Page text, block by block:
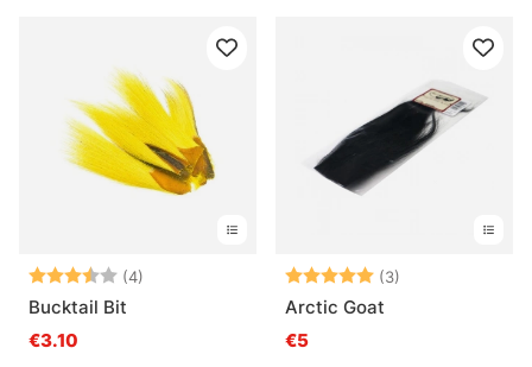
Note: (4)
Bucktail Bit
€3.10
Note: (3)
Arctic Goat
€5